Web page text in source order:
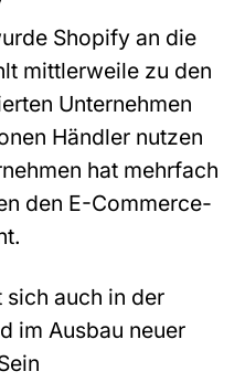
Shopify an die
mittlerweile zu den
Unternehmen
Händler nutzen
hat mehrfach
den E-Commerce-
auch in der
im Ausbau neuer